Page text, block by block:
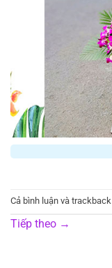
Cả bình luận và
Tiếp theo →